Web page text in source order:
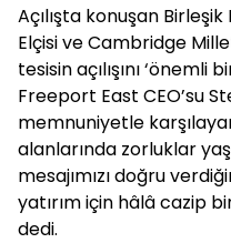
Açılışta konuşan
Elçisi ve Cambridge
tesisin açılışını
Freeport East CEO’su
memnuniyetle
alanlarında zorluklar
mesajımızı doğru
yatırım için hâlâ cazip
dedi.